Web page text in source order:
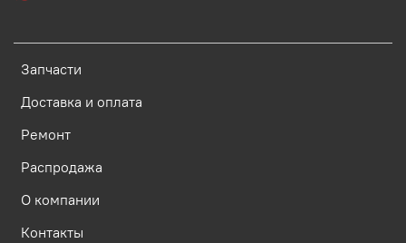
Запчасти
Доставка и оплата
Ремонт
Распродажа
О компании
Контакты